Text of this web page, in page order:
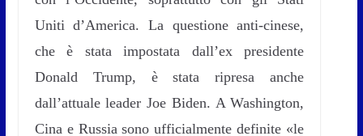
Uniti d’America. La questione anti-cinese,
che è stata impostata dall’ex presidente
Donald Trump, è stata ripresa anche
dall’attuale leader Joe Biden. A Washington,
Cina e Russia sono ufficialmente definite «le